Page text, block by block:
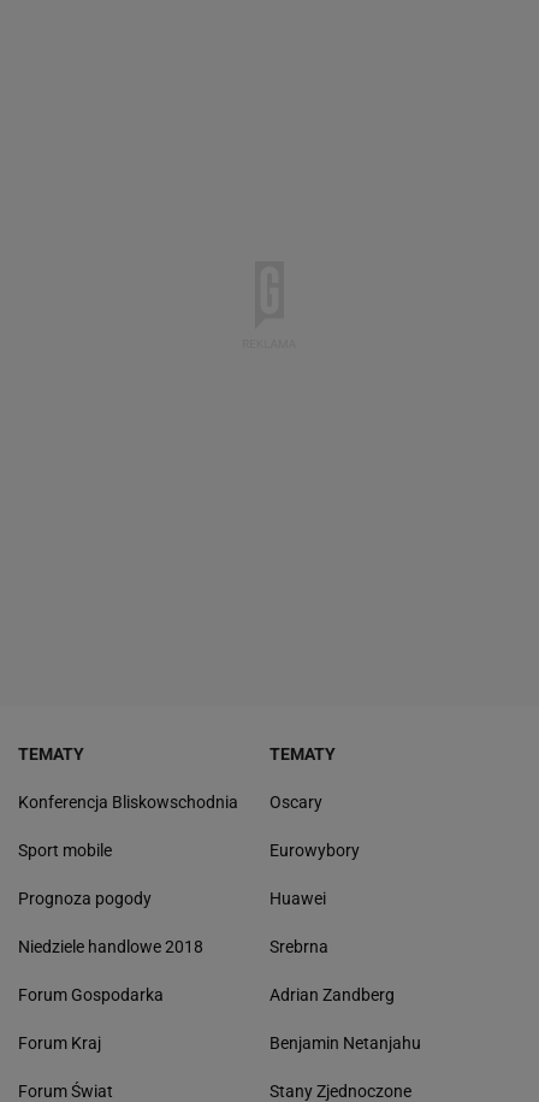
TEMATY
Konferencja Bliskowschodnia
Sport mobile
Prognoza pogody
Niedziele handlowe 2018
Forum Gospodarka
Forum Kraj
Forum Świat
TEMATY
Oscary
Eurowybory
Huawei
Srebrna
Adrian Zandberg
Benjamin Netanjahu
Stany Zjednoczone